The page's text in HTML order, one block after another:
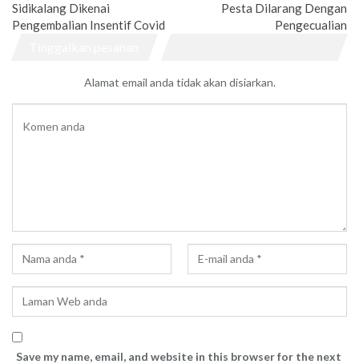
Sidikalang Dikenai
Pengembalian Insentif Covid
Pesta Dilarang Dengan
Pengecualian
Alamat email anda tidak akan disiarkan.
Save my name, email, and website in this browser for the next